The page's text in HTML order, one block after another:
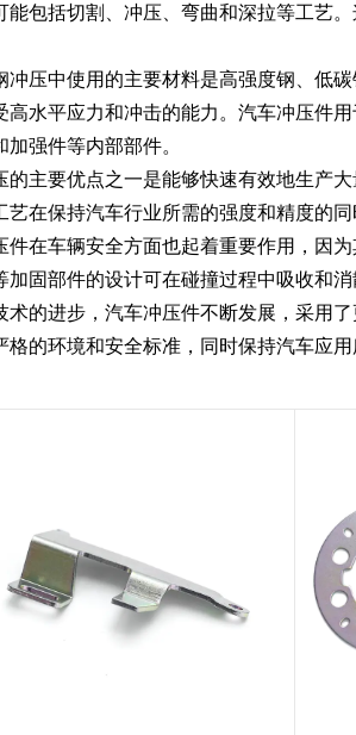
能包括切割、冲压、弯曲和深拉等工艺
冲压中使用的主要材料是高强度钢、低
高水平应力和冲击的能力。汽车冲压件
加强件等内部部件。
的主要优点之一是能够快速有效地生产
艺在保持汽车行业所需的强度和精度的
件在车辆安全方面也起着重要作用，因
加固部件的设计可在碰撞过程中吸收和消
术的进步，汽车冲压件不断发展，采用
格的环境和安全标准，同时保持汽车应用